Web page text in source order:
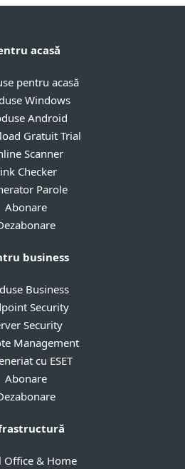
acasă
pentru acasă
Windows
Android
Gratuit Trial
Scanner
Checker
Parole
Abonare
business
Business
Security
Security
Management
cu ESET
Abonare
Office & Home